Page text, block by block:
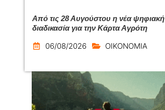
Από τις 28 Αυγούστου η νέα ψηφιακή
διαδικασία για την Κάρτα Αγρότη
06/08/2026 ΟΙΚΟΝΟΜΙΑ